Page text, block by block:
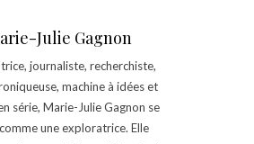
Julie Gagnon
journaliste, recherchiste,
machine à idées et
série, Marie-Julie Gagnon se
une exploratrice. Elle